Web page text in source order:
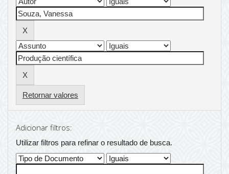
Retornar valores
Adicionar filtros:
Utilizar filtros para refinar o resultado de busca.